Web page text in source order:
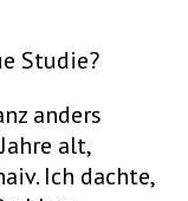
Studie?
anders
alt,
Ich dachte,